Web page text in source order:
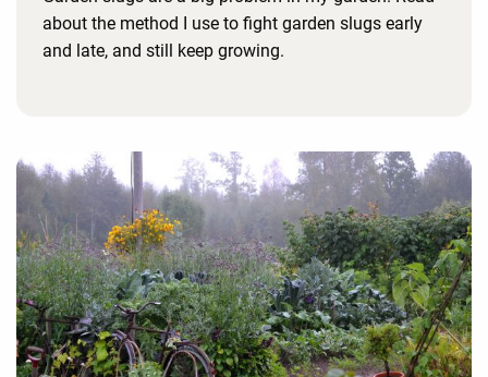
about the method I use to fight garden slugs early
and late, and still keep growing.